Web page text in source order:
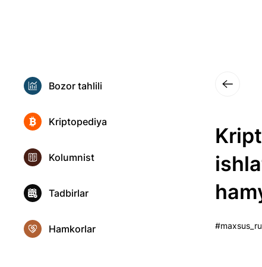
Kriptopediya
Hamkorlar
Kolumnist
Tadbirlar
Bozor tahlili